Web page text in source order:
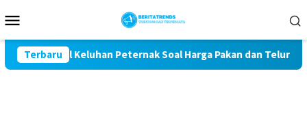
ke
Mobile
Terbaru
Kawal Keluhan Peternak Soal Harga Pakan dan Telur